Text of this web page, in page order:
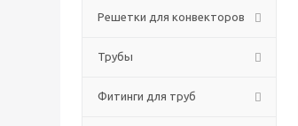
Решетки для конвекторов
Трубы
Фитинги для труб